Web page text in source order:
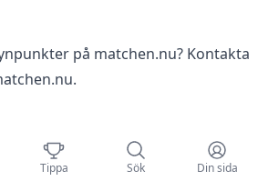
på matchen.nu? Kontakta
.
Tippa Sök Din sida